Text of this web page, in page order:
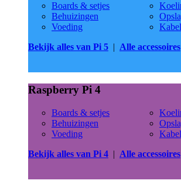
Boards & setjes
Behuizingen
Voeding
Bekijk alles van Pi 5 | Alle accessoires
Raspberry Pi 4
Boards & setjes
Behuizingen
Voeding
Bekijk alles van Pi 4 | Alle accessoires